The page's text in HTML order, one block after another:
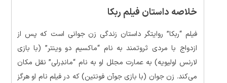
خلاصه داستان فیلم ربکا
فیلم “ربکا” روایتگر داستان زندگی زن جوانی است که پس از
ازدواج با مردی ثروتمند به نام “ماکسیم دو وینتر” (با بازی
لارنس اولیویه) به عمارت مجلل او به نام “ماندِرلی” نقل مکان
می‌کند. زن جوان (با بازی جوآن فونتین) که در فیلم نام او هرگز